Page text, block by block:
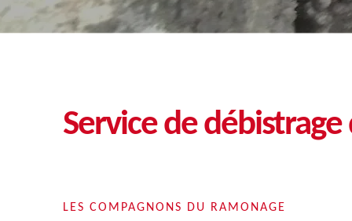
Service de
LES COMPAGNONS DU RAMONAGE